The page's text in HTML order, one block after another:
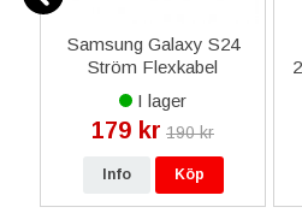
Samsung Galaxy S24
Ström Flexkabel
I lager
179 kr 190 kr
Info Köp